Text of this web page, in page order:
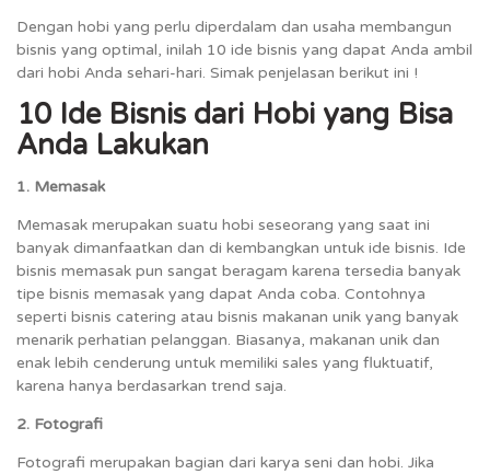
Dengan hobi yang perlu diperdalam dan usaha membangun
bisnis yang optimal, inilah 10 ide bisnis yang dapat Anda ambil
dari hobi Anda sehari-hari. Simak penjelasan berikut ini !
10 Ide Bisnis dari Hobi yang Bisa
Anda Lakukan
1. Memasak
Memasak merupakan suatu hobi seseorang yang saat ini
banyak dimanfaatkan dan di kembangkan untuk ide bisnis. Ide
bisnis memasak pun sangat beragam karena tersedia banyak
tipe bisnis memasak yang dapat Anda coba. Contohnya
seperti bisnis catering atau bisnis makanan unik yang banyak
menarik perhatian pelanggan. Biasanya, makanan unik dan
enak lebih cenderung untuk memiliki sales yang fluktuatif,
karena hanya berdasarkan trend saja.
2. Fotografi
Fotografi merupakan bagian dari karya seni dan hobi. Jika